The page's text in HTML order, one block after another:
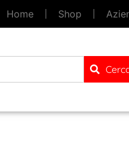
Home Shop